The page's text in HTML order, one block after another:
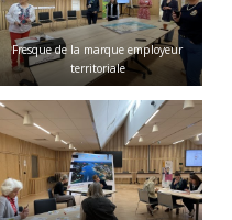
Fresque de la marque employeur
territoriale